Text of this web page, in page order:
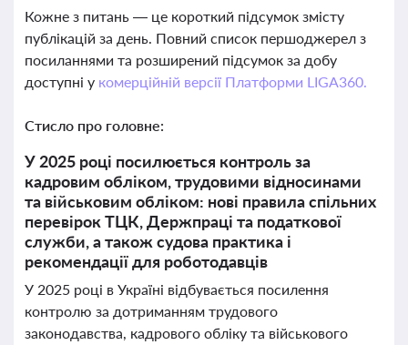
Кожне з питань — це короткий підсумок змісту
публікацій за день. Повний список першоджерел з
посиланнями та розширений підсумок за добу
доступні у комерційній версії Платформи LIGA360.
Стисло про головне:
У 2025 році посилюється контроль за
кадровим обліком, трудовими відносинами
та військовим обліком: нові правила спільних
перевірок ТЦК, Держпраці та податкової
служби, а також судова практика і
рекомендації для роботодавців
У 2025 році в Україні відбувається посилення
контролю за дотриманням трудового
законодавства, кадрового обліку та військового